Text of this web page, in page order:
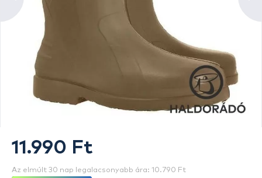
11.990 Ft
Az elmúlt 30 nap legalacsonyabb ára: 10.790 Ft